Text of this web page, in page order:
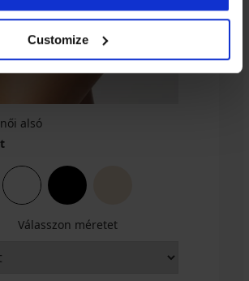
Customize
alsó
Válasszon méretet